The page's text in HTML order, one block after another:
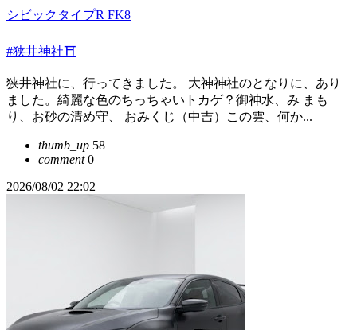
シビックタイプR FK8
#狭井神社⛩️
狭井神社に、行ってきました。 大神神社のとなりに、あり
ました。綺麗な色のちっちゃいトカゲ？御神水、み まも
り、お砂の清め守、 おみくじ（中吉）この雲、何か...
thumb_up 58
comment0
2026/08/02 22:02